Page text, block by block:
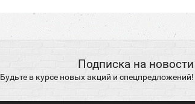
Подписка на новости
Будьте в курсе новых акций и спецпредложений!